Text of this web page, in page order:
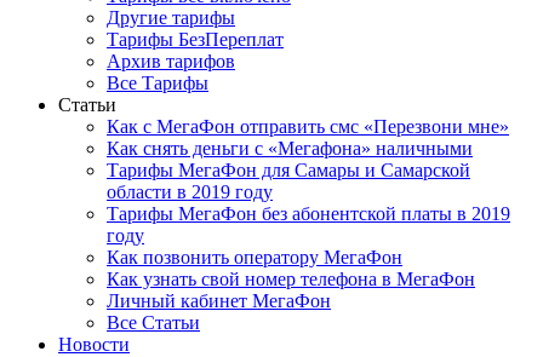
Другие тарифы
Тарифы БезПереплат
Архив тарифов
Все Тарифы
Статьи
Как с МегаФон отправить смс «Перезвони мне»
Как снять деньги с «Мегафона» наличными
Тарифы МегаФон для Самары и Самарской
области в 2019 году
Тарифы МегаФон без абонентской платы в 2019
году
Как позвонить оператору МегаФон
Как узнать свой номер телефона в МегаФон
Личный кабинет МегаФон
Все Статьи
Новости